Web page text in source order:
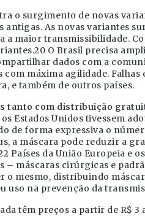
o surgimento de novas
antigas. As novas variantes
a maior transmissibilidade.
O Brasil precisa
dados com a
máxima agilidade. Falhas
e também de outros países.
tanto com distribuição
Estados Unidos tivessem
de forma expressiva o
a máscara pode reduzir a
Países da União Europeia e
– máscaras cirúrgicas e
o mesmo, distribuindo
uso na prevenção da
têm preços a partir de R$